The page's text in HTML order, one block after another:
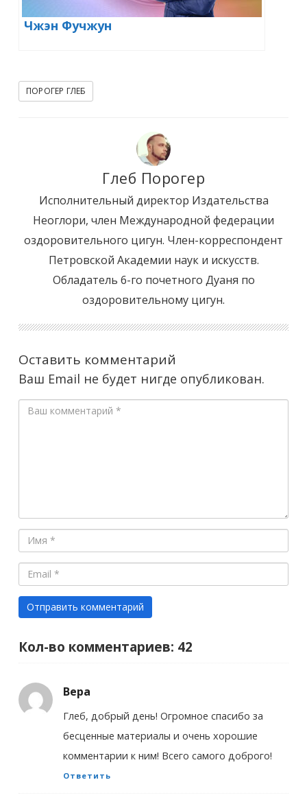
Чжэн Фучжун
ПОРОГЕР ГЛЕБ
Глеб Порогер
Исполнительный директор Издательства
Неоглори, член Международной федерации
оздоровительного цигун. Член-корреспондент
Петровской Академии наук и искусств.
Обладатель 6-го почетного Дуаня по
оздоровительному цигун.
Оставить комментарий
Ваш Email не будет нигде опубликован.
Кол-во комментариев: 42
Вера
Глеб, добрый день! Огромное спасибо за
бесценные материалы и очень хорошие
комментарии к ним! Всего самого доброго!
Ответить